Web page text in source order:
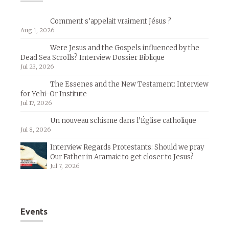
Comment s’appelait vraiment Jésus ?
Aug 1, 2026
Were Jesus and the Gospels influenced by the
Dead Sea Scrolls? Interview Dossier Biblique
Jul 23, 2026
The Essenes and the New Testament: Interview
for Yehi-Or Institute
Jul 17, 2026
Un nouveau schisme dans l’Église catholique
Jul 8, 2026
Interview Regards Protestants: Should we pray
Our Father in Aramaic to get closer to Jesus?
Jul 7, 2026
Events